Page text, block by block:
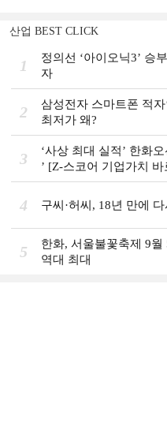
산업 BEST CLICK
1
정의선 ‘아이오닉3ʼ 승
자
2
삼성전자 스마트폰 적
최저가 왜?
3
‘사상 최대 실적ʼ 한화
ʼ [Z-스코어 기업가치
4 구씨·허씨, 18년 만에 다
5
한화, 서울불꽃축제 9
역대 최대